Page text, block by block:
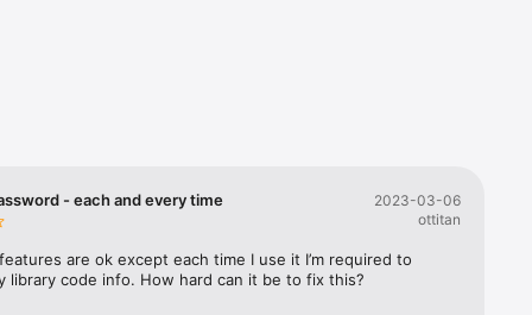
list
de
- each and every time
2023-03-06
ottitan
features are ok except each time I use it I’m required to
library code info. How hard can it be to fix this?